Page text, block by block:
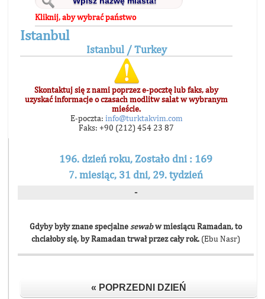
Kliknij, aby wybrać państwo
Istanbul
Istanbul / Turkey
Skontaktuj się z nami poprzez e-pocztę lub faks, aby
uzyskać informacje o czasach modlitw salat w wybranym
mieście.
E-poczta: info@turktakvim.com
Faks: +90 (212) 454 23 87
196. dzień roku, Zostało dni : 169
7. miesiąc, 31 dni, 29. tydzień
-
Gdyby były znane specjalne sewabw miesiącu Ramadan, to
chciałoby się, by Ramadan trwał przez cały rok. (Ebu Nasr)
« POPRZEDNI DZIEŃ